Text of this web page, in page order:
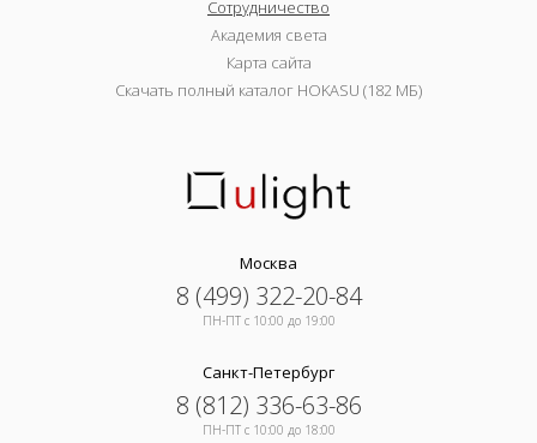
Сотрудничество
Академия света
Карта сайта
Скачать полный каталог HOKASU (182 МБ)
Москва
8 (499) 322-20-84
ПН-ПТ c 10:00 до 19:00
Санкт-Петербург
8 (812) 336-63-86
ПН-ПТ c 10:00 до 18:00